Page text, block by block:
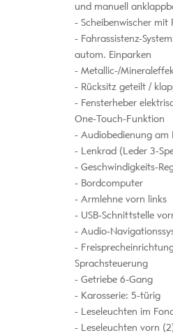
und manuell
Scheibenwischer mit
Fahrassistenz-
autom. Einparken
Metallic-/
Rücksitz geteilt /
Fensterheber
One-Touch-Funktion
Audiobedienung am
Lenkrad (Leder 3-
Geschwindigkeits-
Bordcomputer
Armlehne vorn links
USB-Schnittstelle
Audio-
Sprachsteuerung
Getriebe 6-Gang
Karosserie: 5-türig
Leseleuchten im
Leseleuchten vorn